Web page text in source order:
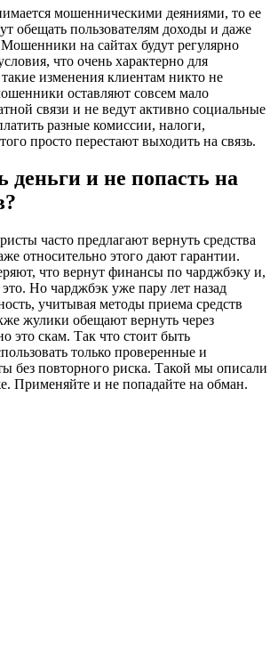
мошенническими деяниями, то ее
обещать пользователям доходы и даже
на сайтах будут регулярно
что очень характерно для
изменения клиентам никто не
оставляют совсем мало
связи и не ведут активно социальные
разные комиссии, налоги,
просто перестают выходить на связь.
деньги и не попасть на
часто предлагают вернуть средства
относительно этого дают гарантии.
что вернут финансы по чарджбэку и,
Но чарджбэк уже пару лет назад
учитывая методы приема средств
жулики обещают вернуть через
это скам. Так что стоит быть
только проверенные и
без повторного риска. Такой мы описали
Применяйте и не попадайте на обман.